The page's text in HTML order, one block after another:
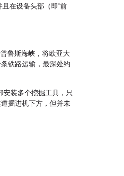
在设备头部（即“前
鲁斯海峡，将欧亚大
铁路运输，最深处约
装多个挖掘工具，只
掘进机下方，但并未